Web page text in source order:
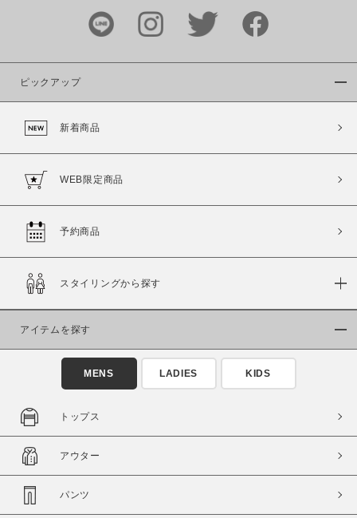
カラー
商品タイプ
セール価格 WEB限定
在庫
ピックアップ
新着商品
WEB限定商品
予約商品
スタイリングから探す
アイテムを探す
MENS LADIES KIDS
トップス
アウター
パンツ